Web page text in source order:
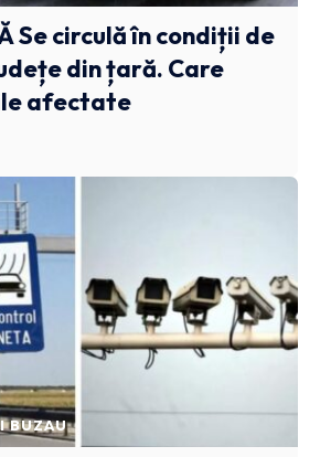
Se circulă în condiții de
din țară. Care
afectate
BUZAU